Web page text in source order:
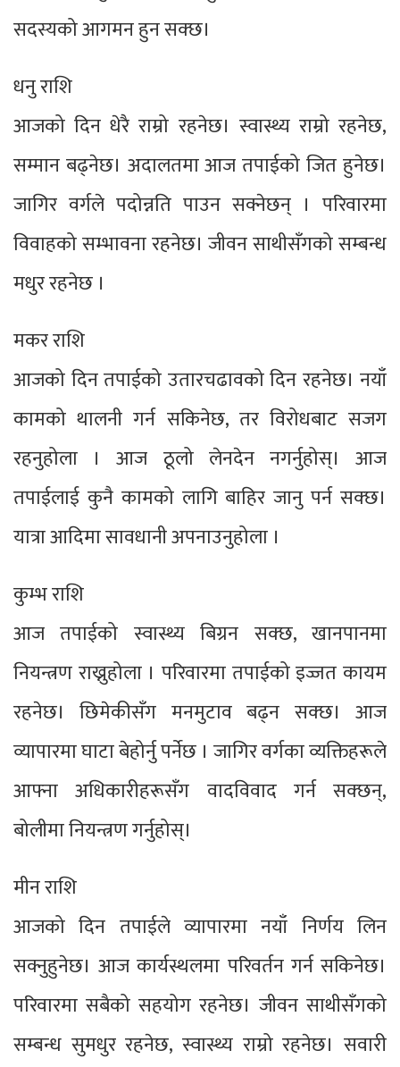
सदस्यको आगमन हुन सक्छ।
धनु राशि
आजको दिन धेरै राम्रो रहनेछ। स्वास्थ्य राम्रो रहनेछ,
सम्मान बढ्नेछ। अदालतमा आज तपाईको जित हुनेछ।
जागिर वर्गले पदोन्नति पाउन सक्नेछन् । परिवारमा
विवाहको सम्भावना रहनेछ। जीवन साथीसँगको सम्बन्ध
मधुर रहनेछ ।
मकर राशि
आजको दिन तपाईको उतारचढावको दिन रहनेछ। नयाँ
कामको थालनी गर्न सकिनेछ, तर विरोधबाट सजग
रहनुहोला । आज ठूलो लेनदेन नगर्नुहोस्। आज
तपाईलाई कुनै कामको लागि बाहिर जानु पर्न सक्छ।
यात्रा आदिमा सावधानी अपनाउनुहोला ।
कुम्भ राशि
आज तपाईको स्वास्थ्य बिग्रन सक्छ, खानपानमा
नियन्त्रण राख्नुहोला । परिवारमा तपाईको इज्जत कायम
रहनेछ। छिमेकीसँग मनमुटाव बढ्न सक्छ। आज
व्यापारमा घाटा बेहोर्नु पर्नेछ । जागिर वर्गका व्यक्तिहरूले
आफ्ना अधिकारीहरूसँग वादविवाद गर्न सक्छन्,
बोलीमा नियन्त्रण गर्नुहोस्।
मीन राशि
आजको दिन तपाईले व्यापारमा नयाँ निर्णय लिन
सक्नुहुनेछ। आज कार्यस्थलमा परिवर्तन गर्न सकिनेछ।
परिवारमा सबैको सहयोग रहनेछ। जीवन साथीसँगको
सम्बन्ध सुमधुर रहनेछ, स्वास्थ्य राम्रो रहनेछ। सवारी